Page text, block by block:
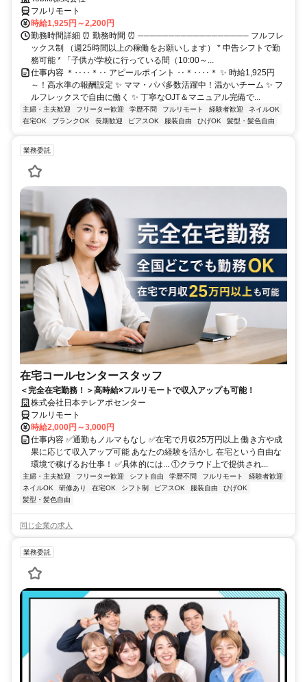
フルリモート
時給1,925円～2,200円
勤務時間詳細 ⏰ 勤務時間 ⏰ ────────────────── フルフレ
ックス制 （週25時間以上の稼働をお願いします） * 申告シフトで勤
務可能 * 「子供が学校に行っている間（10:00～...
仕事内容 ＊‥‥＊‥ アピールポイント ‥＊‥‥＊ ✨ 時給1,925円
～！高水準の報酬設定 ✨ ママ・パパ多数活躍中！温かいチーム ✨ フ
ルフレックスで自由に働く ✨ 丁寧なOJT＆マニュアル完備で...
主婦・主夫歓迎 フリーター歓迎 学歴不問 フルリモート 経験者歓迎
ネイルOK
在宅OK
ブランクOK 長期歓迎 ピアスOK 服装自由 ひげOK 髪型・髪色自由
業務委託
在宅コールセンタースタッフ
＜完全在宅勤務！＞高時給×フルリモートで収入アップも可能！
株式会社日本テレアポセンター
フルリモート
時給2,000円～3,000円
仕事内容 ✅通勤もノルマもなし ✅在宅で月収25万円以上 働き方や成
果に応じて収入アップ可能 あなたの経験を活かし 在宅という自由な
環境で稼げるお仕事！ ✅具体的には... ①クラウド上で提供され...
主婦・主夫歓迎 フリーター歓迎 シフト自由 学歴不問 フルリモート
経験者歓迎
ネイルOK
研修あり 在宅OK シフト制 ピアスOK 服装自由
ひげOK
髪型・髪色自由
同じ企業の求人
業務委託